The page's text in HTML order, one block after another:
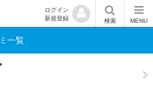
ログイン
新規登録
検索 MENU
一覧